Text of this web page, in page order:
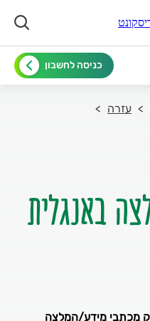
כניסה לחשבון
עזרה
באנגלית
מכתבי מידע/המלצה